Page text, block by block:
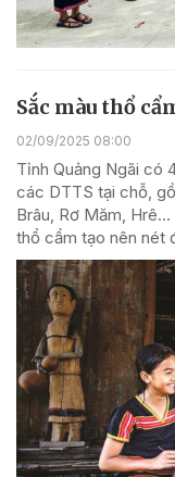
Sắc màu thổ
02/09/2025 08:00
Tỉnh Quảng Ngãi có
các DTTS tại chỗ,
Brâu, Rơ Măm,
thổ cẩm tạo nên nét